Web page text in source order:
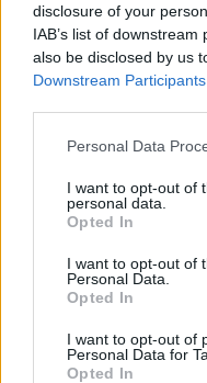
disclosure of your
IAB’s list of
also be disclosed by us
Downstream Participants
Personal Data
I want to opt-out of
personal data.
Opted In
I want to opt-out of
Personal Data.
Opted In
I want to opt-out of
Personal Data for
Opted In